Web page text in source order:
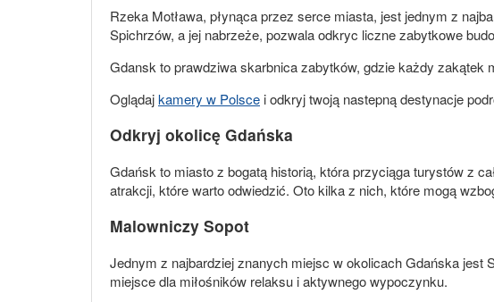
Rzeka Motława, płynąca przez serce miasta, jest jednym z
Spichrzów, a jej nabrzeże, pozwala odkryc liczne zabytkowe
Gdansk to prawdziwa skarbnica zabytków, gdzie każdy zakątek
Oglądajkamery w Polsce i odkryj twoją nastepną destynacje
Odkryj okolicę Gdańska
Gdańsk to miasto z bogatą historią, która przyciąga turystów z
atrakcji, które warto odwiedzić. Oto kilka z nich, które mogą
Malowniczy Sopot
Jednym z najbardziej znanych miejsc w okolicach Gdańska jest
miejsce dla miłośników relaksu i aktywnego wypoczynku.